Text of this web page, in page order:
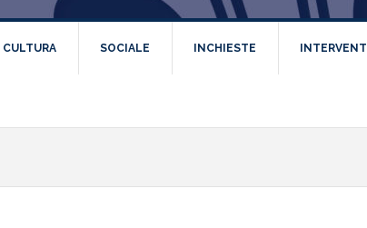
CULTURA SOCIALE INCHIESTE INTERVENTI